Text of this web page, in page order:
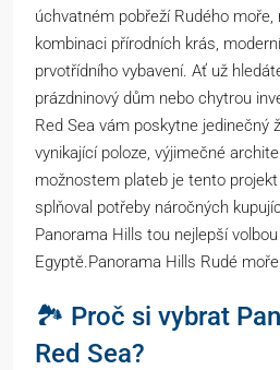
úchvatném pobřeží Rudého moře,
kombinaci přírodních krás,
prvotřídního vybavení. Ať už
prázdninový dům nebo chytrou
Red Sea vám poskytne jedinečný
vynikající poloze, výjimečné
možnostem plateb je tento
splňoval potřeby náročných
Panorama Hills tou nejlepší
Egyptě.Panorama Hills Rudé moře
🏞️ Proč si vybrat
Red Sea?